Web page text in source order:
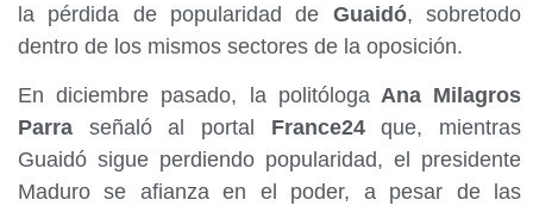
la pérdida de popularidad de Guaidó, sobretodo
dentro de los mismos sectores de la oposición.
En diciembre pasado, la politólogaAna Milagros
Parra señaló al portal France24que, mientras
Guaidó sigue perdiendo popularidad, el presidente
Maduro se afianza en el poder, a pesar de las